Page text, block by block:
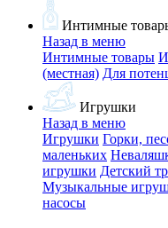
Интимные
Назад в меню
Интимные товары
(местная) Для
Игрушки
Назад в меню
Игрушки Горки,
маленьких
игрушки Детский
Музыкальные
насосы